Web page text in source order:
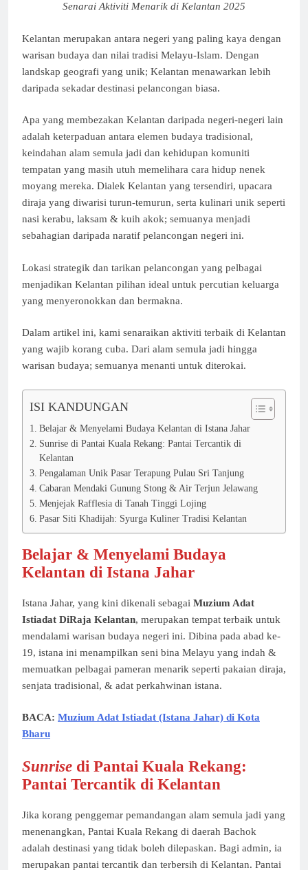
Senarai Aktiviti Menarik di Kelantan 2025
Kelantan merupakan antara negeri yang paling kaya dengan
warisan budaya dan nilai tradisi Melayu-Islam. Dengan
landskap geografi yang unik; Kelantan menawarkan lebih
daripada sekadar destinasi pelancongan biasa.
Apa yang membezakan Kelantan daripada negeri-negeri lain
adalah keterpaduan antara elemen budaya tradisional,
keindahan alam semula jadi dan kehidupan komuniti
tempatan yang masih utuh memelihara cara hidup nenek
moyang mereka. Dialek Kelantan yang tersendiri, upacara
diraja yang diwarisi turun-temurun, serta kulinari unik seperti
nasi kerabu, laksam & kuih akok; semuanya menjadi
sebahagian daripada naratif pelancongan negeri ini.
Lokasi strategik dan tarikan pelancongan yang pelbagai
menjadikan Kelantan pilihan ideal untuk percutian keluarga
yang menyeronokkan dan bermakna.
Dalam artikel ini, kami senaraikan aktiviti terbaik di Kelantan
yang wajib korang cuba. Dari alam semula jadi hingga
warisan budaya; semuanya menanti untuk diterokai.
ISI KANDUNGAN
Belajar & Menyelami Budaya Kelantan di Istana Jahar
Sunrise di Pantai Kuala Rekang: Pantai Tercantik di
Kelantan
Pengalaman Unik Pasar Terapung Pulau Sri Tanjung
Cabaran Mendaki Gunung Stong & Air Terjun Jelawang
Menjejak Rafflesia di Tanah Tinggi Lojing
Pasar Siti Khadijah: Syurga Kuliner Tradisi Kelantan
Belajar & Menyelami Budaya
Kelantan di Istana Jahar
Istana Jahar, yang kini dikenali sebagai Muzium Adat
Istiadat DiRaja Kelantan, merupakan tempat terbaik untuk
mendalami warisan budaya negeri ini. Dibina pada abad ke-
19, istana ini menampilkan seni bina Melayu yang indah &
memuatkan pelbagai pameran menarik seperti pakaian diraja,
senjata tradisional, & adat perkahwinan istana.
BACA: Muzium Adat Istiadat (Istana Jahar) di Kota
Bharu
Sunrise di Pantai Kuala Rekang:
Pantai Tercantik di Kelantan
Jika korang penggemar pemandangan alam semula jadi yang
menenangkan, Pantai Kuala Rekang di daerah Bachok
adalah destinasi yang tidak boleh dilepaskan. Bagi admin, ia
merupakan pantai tercantik dan terbersih di Kelantan. Pantai